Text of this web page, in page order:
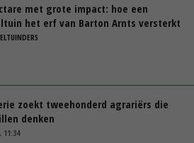
met grote impact: hoe een
het erf van Barton Arnts versterkt
zoekt tweehonderd agrariërs die
denken
11:34